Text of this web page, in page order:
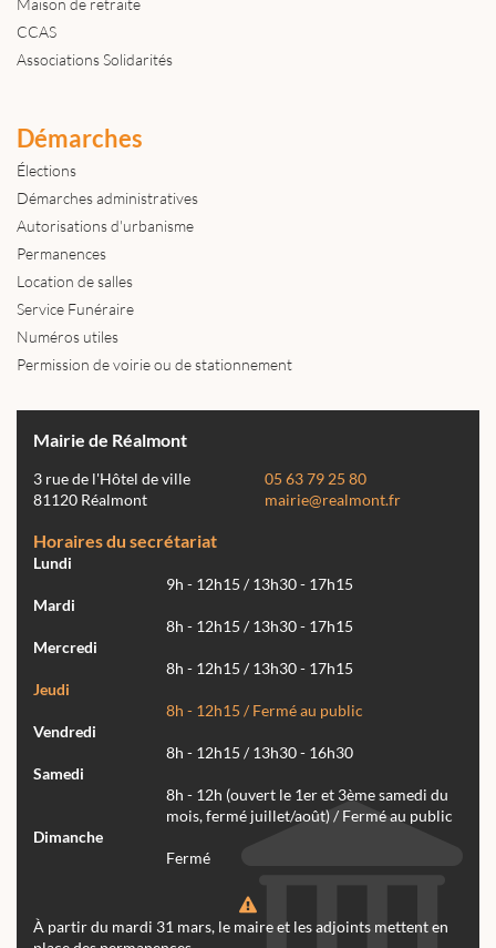
Maison de retraite
CCAS
Associations Solidarités
Démarches
Élections
Démarches administratives
Autorisations d'urbanisme
Permanences
Location de salles
Service Funéraire
Numéros utiles
Permission de voirie ou de stationnement
Mairie de Réalmont
3 rue de l'Hôtel de ville
81120 Réalmont
05 63 79 25 80
mairie@realmont.fr
Horaires du secrétariat
Lundi
9h - 12h15 / 13h30 - 17h15
Mardi
8h - 12h15 / 13h30 - 17h15
Mercredi
8h - 12h15 / 13h30 - 17h15
Jeudi
8h - 12h15 / Fermé au public
Vendredi
8h - 12h15 / 13h30 - 16h30
Samedi
8h - 12h (ouvert le 1er et 3ème samedi du
mois, fermé juillet/août) / Fermé au public
Dimanche
Fermé
À partir du mardi 31 mars, le maire et les adjoints mettent en